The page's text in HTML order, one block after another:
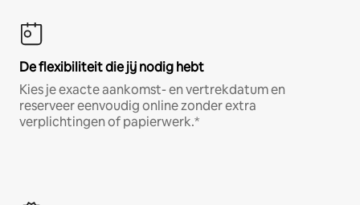
De flexibiliteit die jij nodig hebt
Kies je exacte aankomst- en vertrekdatum en
reserveer eenvoudig online zonder extra
verplichtingen of papierwerk.*